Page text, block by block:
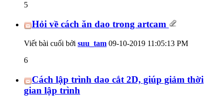
5
Hỏi về cách ăn dao trong artcam
Viết bài cuối bởi suu_tam 09-10-2019 11:05:13 PM
6
Cách lập trình dao cắt 2D, giúp giảm thời
gian lập trình